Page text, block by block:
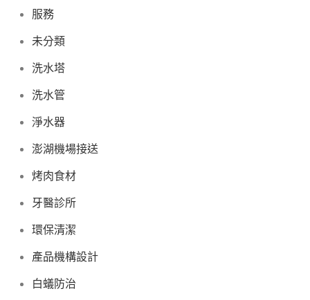
服務
未分類
洗水塔
洗水管
淨水器
澎湖機場接送
烤肉食材
牙醫診所
環保清潔
產品機構設計
白蟻防治